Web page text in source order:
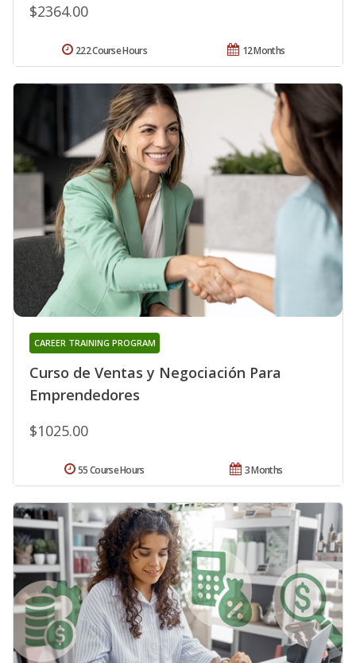
$2364.00
12 Months
222 Course Hours
Curso de Ventas y Negociación Para
Emprendedores
CAREER TRAINING PROGRAM
$1025.00
3 Months
55 Course Hours